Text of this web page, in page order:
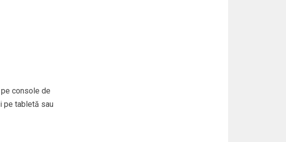
console de
pe tabletă sau